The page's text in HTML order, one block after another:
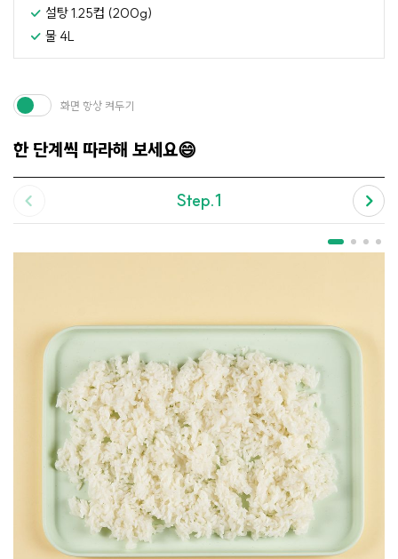
설탕 1.25컵 (200g)
물 4L
한 단계씩 따라해 보세요😄
화면 항상 켜두기
Step.1